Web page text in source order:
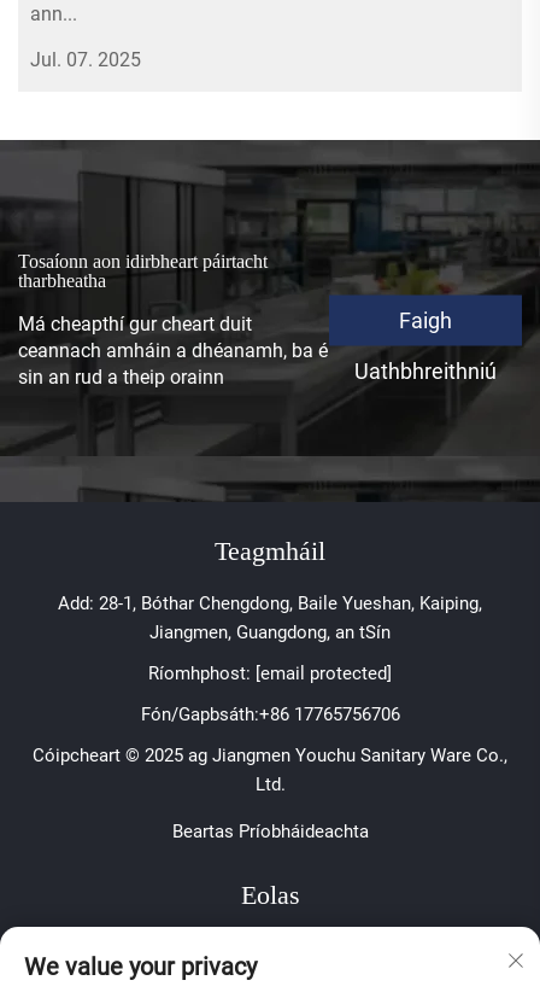
ann...
Jul. 07. 2025
Tosaíonn aon idirbheart páirtacht
tharbheatha
Má cheapthí gur cheart duit
ceannach amháin a dhéanamh, ba é
sin an rud a theip orainn
Faigh
Uathbhreithniú
Teagmháil
Add: 28-1, Bóthar Chengdong, Baile Yueshan, Kaiping,
Jiangmen, Guangdong, an tSín
Ríomhphost: [email protected]
Fón/Gapbsáth:+86 17765756706
Cóipcheart © 2025 ag Jiangmen Youchu Sanitary Ware Co.,
Ltd.
Beartas Príobháideachta
Eolas
seachtúil
We value your privacy